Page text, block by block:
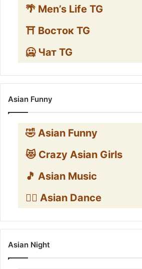
🌴 Men’s Life TG
⛩️ Восток TG
🥶 Чат TG
Asian Funny
🤣 Asian Funny
😻 Crazy Asian Girls
🎵 Asian Music
👯‍♀️ Asian Dance
Asian Night